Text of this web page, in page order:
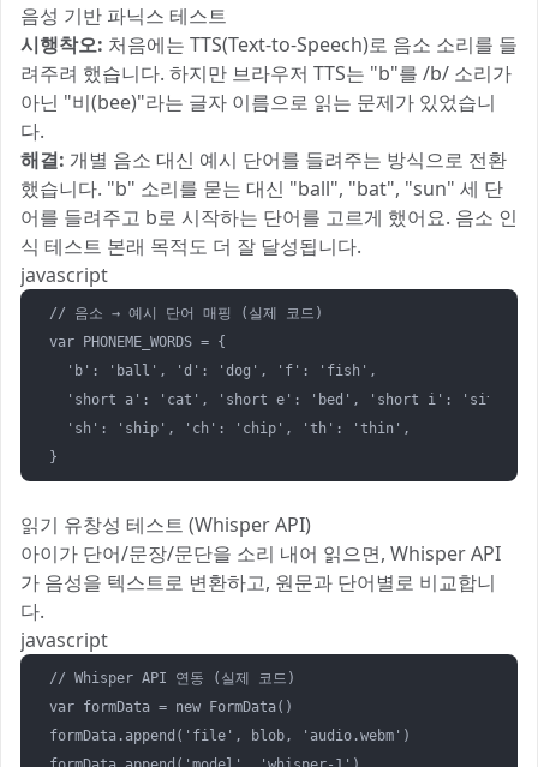
음성 기반 파닉스 테스트
시행착오: 처음에는 TTS(Text-to-Speech)로 음소 소리를 들
려주려 했습니다. 하지만 브라우저 TTS는 "b"를 /b/ 소리가
아닌 "비(bee)"라는 글자 이름으로 읽는 문제가 있었습니
다.
해결: 개별 음소 대신 예시 단어를 들려주는 방식으로 전환
했습니다. "b" 소리를 묻는 대신 "ball", "bat", "sun" 세 단
어를 들려주고 b로 시작하는 단어를 고르게 했어요. 음소 인
식 테스트 본래 목적도 더 잘 달성됩니다.
javascript
// 음소 → 예시 단어 매핑 (실제 코드)
var PHONEME_WORDS = {
  'b': 'ball', 'd': 'dog', 'f': 'fish',
  'short a': 'cat', 'short e': 'bed', 'short i': 'sit',
  'sh': 'ship', 'ch': 'chip', 'th': 'thin',
}
읽기 유창성 테스트 (Whisper API)
아이가 단어/문장/문단을 소리 내어 읽으면, Whisper API
가 음성을 텍스트로 변환하고, 원문과 단어별로 비교합니
다.
javascript
// Whisper API 연동 (실제 코드)
var formData = new FormData()
formData.append('file', blob, 'audio.webm')